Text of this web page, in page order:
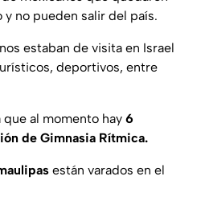
no pueden salir del país.
estaban de visita en Israel
deportivos, entre
al momento hay 6
de Gimnasia Rítmica.
están varados en el